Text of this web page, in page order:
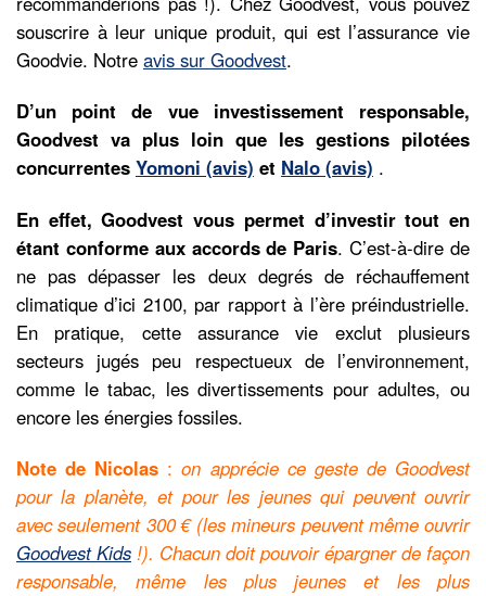
souscrire à leur unique produit, qui est l’assurance vie
Goodvie. Notre avis sur Goodvest.
D’un point de vue investissement responsable,
Goodvest va plus loin que les gestions pilotées
concurrentes Yomoni (avis) et Nalo (avis) .
En effet, Goodvest vous permet d’investir tout en
étant conforme aux accords de Paris. C’est-à-dire de
ne pas dépasser les deux degrés de réchauffement
climatique d’ici 2100, par rapport à l’ère préindustrielle.
En pratique, cette assurance vie exclut plusieurs
secteurs jugés peu respectueux de l’environnement,
comme le tabac, les divertissements pour adultes, ou
encore les énergies fossiles.
Note de Nicolas :on apprécie ce geste de Goodvest
pour la planète, et pour les jeunes qui peuvent ouvrir
avec seulement 300 € (les mineurs peuvent même ouvrir
Goodvest Kids !). Chacun doit pouvoir épargner de façon
responsable, même les plus jeunes et les plus